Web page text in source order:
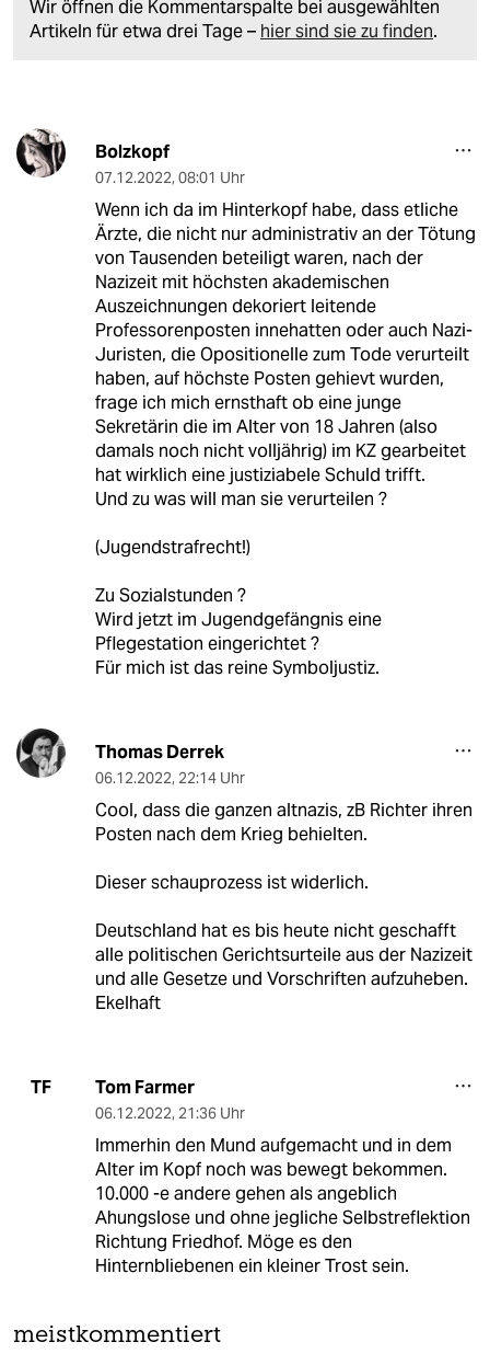
Wir öffnen die Kommentarspalte bei ausgewählten
Artikeln für etwa drei Tage – hier sind sie zu finden.
Bolzkopf
07.12.2022, 08:01 Uhr
Wenn ich da im Hinterkopf habe, dass etliche
Ärzte, die nicht nur administrativ an der Tötung
von Tausenden beteiligt waren, nach der
Nazizeit mit höchsten akademischen
Auszeichnungen dekoriert leitende
Professorenposten innehatten oder auch Nazi-
Juristen, die Opositionelle zum Tode verurteilt
haben, auf höchste Posten gehievt wurden,
frage ich mich ernsthaft ob eine junge
Sekretärin die im Alter von 18 Jahren (also
damals noch nicht volljährig) im KZ gearbeitet
hat wirklich eine justiziabele Schuld trifft.
Und zu was will man sie verurteilen ?
(Jugendstrafrecht!)
Zu Sozialstunden ?
Wird jetzt im Jugendgefängnis eine
Pflegestation eingerichtet ?
Für mich ist das reine Symboljustiz.
Thomas Derrek
06.12.2022, 22:14 Uhr
Cool, dass die ganzen altnazis, zB Richter ihren
Posten nach dem Krieg behielten.
Dieser schauprozess ist widerlich.
Deutschland hat es bis heute nicht geschafft
alle politischen Gerichtsurteile aus der Nazizeit
und alle Gesetze und Vorschriften aufzuheben.
Ekelhaft
TF Tom Farmer
06.12.2022, 21:36 Uhr
Immerhin den Mund aufgemacht und in dem
Alter im Kopf noch was bewegt bekommen.
10.000 -e andere gehen als angeblich
Ahungslose und ohne jegliche Selbstreflektion
Richtung Friedhof. Möge es den
Hinternbliebenen ein kleiner Trost sein.
meistkommentiert